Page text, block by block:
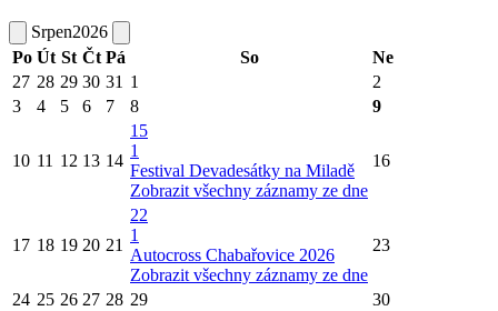
Srpen2026
Po Út St Čt Pá So
Ne
27 28 29 30 31 1
2
3
4 5 6 7 8 9
10 11 12 13 14
15
1
Festival Devadesátky na Miladě
Zobrazit všechny záznamy ze dne
16
17 18 19 20 21
22
1
Autocross Chabařovice 2026
Zobrazit všechny záznamy ze dne
23
24 25 26 27 28 29
30